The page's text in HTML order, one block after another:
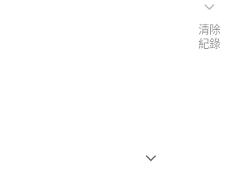
清除
紀錄